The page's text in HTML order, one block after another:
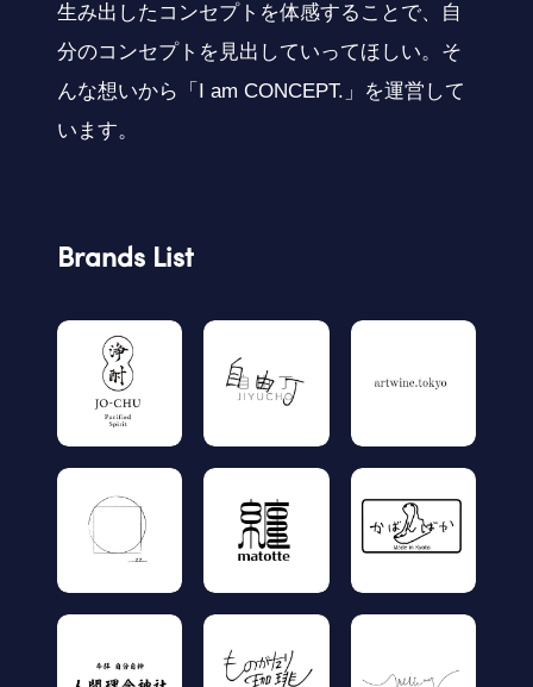
生み出したコンセプトを体感することで、自
分のコンセプトを見出していってほしい。そ
んな想いから「I am CONCEPT.」を運営して
います。
Brands List